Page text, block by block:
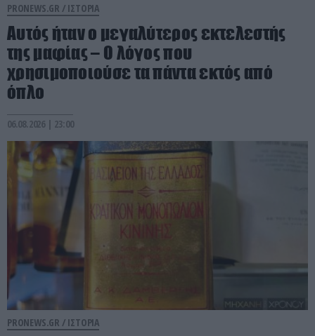
PRONEWS.GR / ΙΣΤΟΡΙΑ
Αυτός ήταν ο μεγαλύτερος εκτελεστής
της μαφίας – Ο λόγος που
χρησιμοποιούσε τα πάντα εκτός από
όπλο
06.08.2026 | 23:00
PRONEWS.GR / ΙΣΤΟΡΙΑ